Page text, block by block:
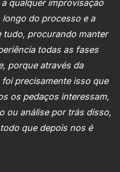
qualquer improvisação
do processo e a
tudo, procurando manter
todas as fases
porque através da
precisamente isso que
os pedaços interessam,
ou análise por trás disso,
que depois nos é